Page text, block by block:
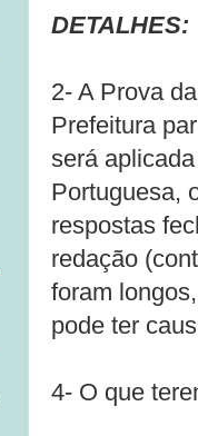
DETALHES:
2- A Prova
Prefeitura
será
Portuguesa,
respostas
redação
foram
pode ter
4- O que